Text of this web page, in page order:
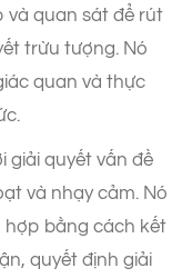
và quan sát để rút
trừu tượng. Nó
quan và thực
giải quyết vấn đề
và nhạy cảm. Nó
hợp bằng cách kết
quyết định giải